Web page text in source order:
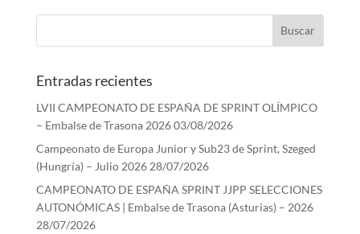
Entradas recientes
LVII CAMPEONATO DE ESPAÑA DE SPRINT OLÍMPICO
– Embalse de Trasona 202603/08/2026
Campeonato de Europa Junior y Sub23 de Sprint, Szeged
(Hungría) – Julio 2026 28/07/2026
CAMPEONATO DE ESPAÑA SPRINT JJPP SELECCIONES
AUTONÓMICAS | Embalse de Trasona (Asturias) – 2026
28/07/2026